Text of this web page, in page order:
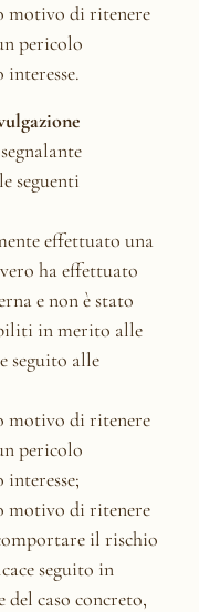
motivo di ritenere
pericolo
seguenti
effettuato una
ha effettuato
e non è stato
in merito alle
seguito alle
motivo di ritenere
pericolo
motivo di ritenere
il rischio
seguito in
del caso concreto,